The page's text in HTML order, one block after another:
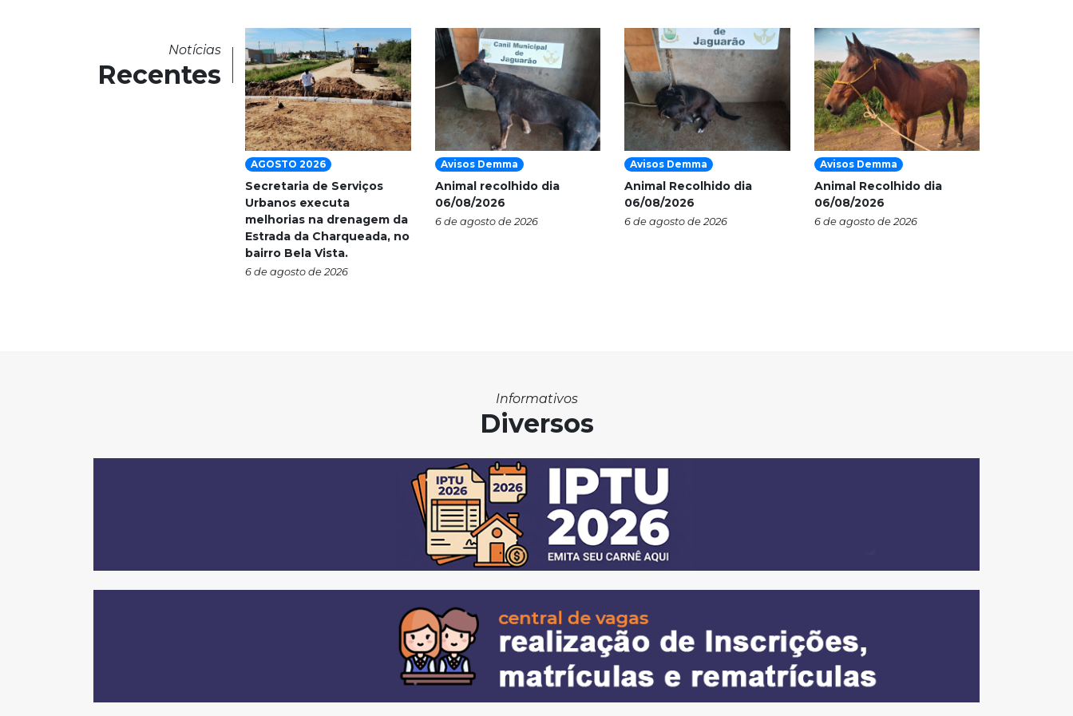
Notícias
Recentes
AGOSTO 2026
Secretaria de Serviços
Urbanos executa
melhorias na drenagem da
Estrada da Charqueada, no
bairro Bela Vista.
6 de agosto de 2026
Avisos Demma
Animal recolhido dia
06/08/2026
6 de agosto de 2026
Avisos Demma
Animal Recolhido dia
06/08/2026
6 de agosto de 2026
Avisos Demma
Animal Recolhido dia
06/08/2026
6 de agosto de 2026
Informativos
Diversos